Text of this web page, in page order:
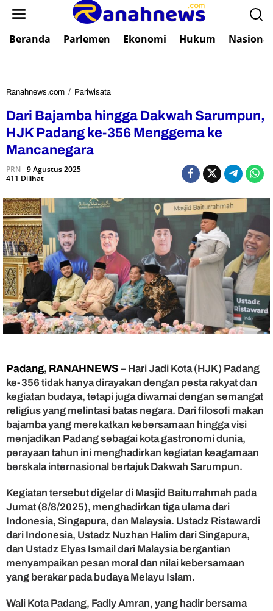
Beranda Parlemen Ekonomi Hukum Nasional
Ranahnews.com / Pariwisata
r
i
b
i
n
g
g
a
D
a
k
w
S
a
r
u
m
p
n
,
J
K
P
a
d
n
g
e
Dari Bajamba hingga Dakwah Sarumpun,
HJK Padang ke-356 Menggema ke
Mancanegara
PRN 9 Agustus 2025
411 Dilihat
Padang, RANAHNEWS – Hari Jadi Kota (HJK) Padang
ke-356 tidak hanya dirayakan dengan pesta rakyat dan
kegiatan budaya, tetapi juga diwarnai dengan semangat
religius yang melintasi batas negara. Dari filosofi makan
bajamba yang merekatkan kebersamaan hingga visi
menjadikan Padang sebagai kota gastronomi dunia,
perayaan tahun ini menghadirkan kegiatan keagamaan
berskala internasional bertajuk Dakwah Sarumpun.
Kegiatan tersebut digelar di Masjid Baiturrahmah pada
Jumat (8/8/2025), menghadirkan tiga ulama dari
Indonesia, Singapura, dan Malaysia. Ustadz Ristawardi
dari Indonesia, Ustadz Nuzhan Halim dari Singapura,
dan Ustadz Elyas Ismail dari Malaysia bergantian
menyampaikan pesan moral dan nilai kebersamaan
yang berakar pada budaya Melayu Islam.
Wali Kota Padang, Fadly Amran, yang hadir bersama